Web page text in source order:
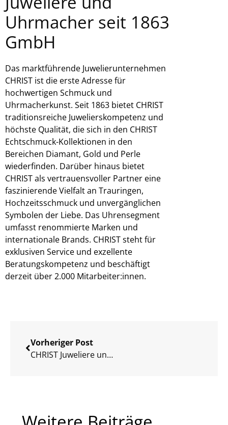
Uhrmacher seit 1863
GmbH
Das marktführende Juwelierunternehmen
CHRIST ist die erste Adresse für
hochwertigen Schmuck und
Uhrmacherkunst. Seit 1863 bietet CHRIST
traditionsreiche Juwelierskompetenz und
höchste Qualität, die sich in den CHRIST
Echtschmuck-Kollektionen in den
Bereichen Diamant, Gold und Perle
wiederfinden. Darüber hinaus bietet
CHRIST als vertrauensvoller Partner eine
faszinierende Vielfalt an Trauringen,
Hochzeitsschmuck und unvergänglichen
Symbolen der Liebe. Das Uhrensegment
umfasst renommierte Marken und
internationale Brands. CHRIST steht für
exklusiven Service und exzellente
Beratungskompetenz und beschäftigt
derzeit über 2.000 Mitarbeiter:innen.
Vorheriger Post
CHRIST Juweliere und Uhrmacher wiedereröffnen umgebauten Store in Stuttgart